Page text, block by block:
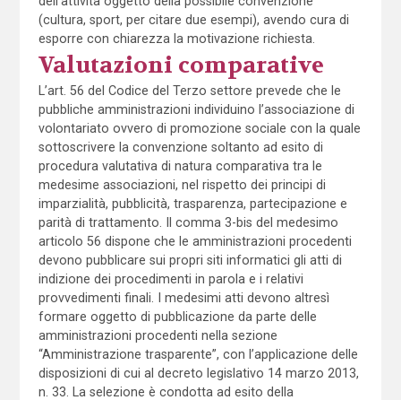
(cultura, sport, per citare due esempi), avendo cura di
esporre con chiarezza la motivazione richiesta.
Valutazioni comparative
L’art. 56 del Codice del Terzo settore prevede che le
pubbliche amministrazioni individuino l’associazione di
volontariato ovvero di promozione sociale con la quale
sottoscrivere la convenzione soltanto ad esito di
procedura valutativa di natura comparativa tra le
medesime associazioni, nel rispetto dei principi di
imparzialità, pubblicità, trasparenza, partecipazione e
parità di trattamento. Il comma 3-bis del medesimo
articolo 56 dispone che le amministrazioni procedenti
devono pubblicare sui propri siti informatici gli atti di
indizione dei procedimenti in parola e i relativi
provvedimenti finali. I medesimi atti devono altresì
formare oggetto di pubblicazione da parte delle
amministrazioni procedenti nella sezione
“Amministrazione trasparente”, con l’applicazione delle
disposizioni di cui al decreto legislativo 14 marzo 2013,
n. 33. La selezione è condotta ad esito della